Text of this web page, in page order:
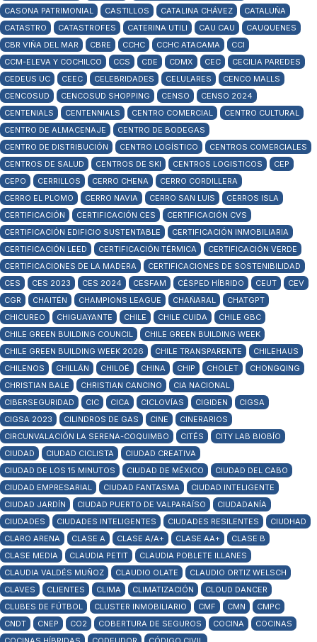
CASONA PATRIMONIAL
CASTILLOS CATALINA CHÁVEZ
CATALUÑA
CATASTRO
CATASTROFES CATERINA UTILI CAU CAU
CAUQUENES
CBR VIÑA DEL MAR
CBRE CCHC CCHC ATACAMA
CCI
CCM-ELEVA Y COCHILCO
CCS CDE CDMX CEC
CECILIA PAREDES
CEDEUS UC
CEEC CELEBRIDADES CELULARES
CENCO MALLS
CENCOSUD
CENCOSUD SHOPPING CENSO
CENSO 2024
CENTENIALS
CENTENNIALS CENTRO COMERCIAL
CENTRO CULTURAL
CENTRO DE ALMACENAJE
CENTRO DE BODEGAS
CENTRO DE DISTRIBUCIÓN
CENTRO LOGÍSTICO
CENTROS COMERCIALES
CENTROS DE SALUD
CENTROS DE SKI CENTROS LOGISTICOS
CEP
CEPO
CERRILLOS CERRO CHENA
CERRO CORDILLERA
CERRO EL PLOMO
CERRO NAVIA CERRO SAN LUIS
CERROS ISLA
CERTIFICACIÓN
CERTIFICACIÓN CES
CERTIFICACIÓN CVS
CERTIFICACIÓN EDIFICIO SUSTENTABLE
CERTIFICACIÓN INMOBILIARIA
CERTIFICACIÓN LEED
CERTIFICACIÓN TÉRMICA
CERTIFICACIÓN VERDE
CERTIFICACIONES DE LA MADERA
CERTIFICACIONES DE SOSTENIBILIDAD
CES
CES 2023 CES 2024 CESFAM CÉSPED HÍBRIDO CEUT
CEV
CGR
CHAITÉN CHAMPIONS LEAGUE CHAÑARAL
CHATGPT
CHICUREO
CHIGUAYANTE CHILE CHILE CUIDA
CHILE GBC
CHILE GREEN BUILDING COUNCIL
CHILE GREEN BUILDING WEEK
CHILE GREEN BUILDING WEEK 2026
CHILE TRANSPARENTE
CHILEHAUS
CHILENOS
CHILLÁN CHILOÉ CHINA CHIP CHOLET
CHONGQING
CHRISTIAN BALE
CHRISTIAN CANCINO
CIA NACIONAL
CIBERSEGURIDAD
CIC CICA CICLOVÍAS CIGIDEN
CIGSA
CIGSA 2023
CILINDROS DE GAS CINE
CINERARIOS
CIRCUNVALACIÓN LA SERENA-COQUIMBO
CITÉS
CITY LAB BIOBÍO
CIUDAD
CIUDAD CICLISTA
CIUDAD CREATIVA
CIUDAD DE LOS 15 MINUTOS
CIUDAD DE MÉXICO
CIUDAD DEL CABO
CIUDAD EMPRESARIAL
CIUDAD FANTASMA
CIUDAD INTELIGENTE
CIUDAD JARDÍN
CIUDAD PUERTO DE VALPARAÍSO
CIUDADANÍA
CIUDADES
CIUDADES INTELIGENTES CIUDADES RESILENTES
CIUDHAD
CLARO ARENA
CLASE A CLASE A/A+ CLASE AA+
CLASE B
CLASE MEDIA
CLAUDIA PETIT
CLAUDIA POBLETE ILLANES
CLAUDIA VALDÉS MUÑOZ
CLAUDIO OLATE
CLAUDIO ORTIZ WELSCH
CLAVES
CLIENTES CLIMA CLIMATIZACIÓN
CLOUD DANCER
CLUBES DE FÚTBOL
CLUSTER INMOBILIARIO CMF CMN
CMPC
CNDT
CNEP CO2 COBERTURA DE SEGUROS COCINA
COCINAS